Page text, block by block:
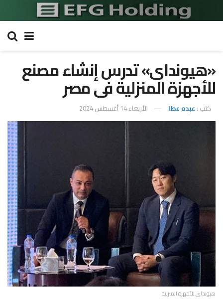
«هيونداى» تدرس إنشاء مصنع
للأجهزة المنزلية فى مصر
كتب : عبده عطا الأربعاء 14 أغسطس 2024
هيونداى للأجهزة المنزلية